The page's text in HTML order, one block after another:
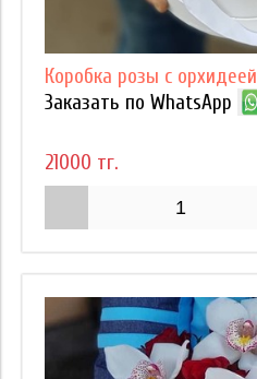
Коробка розы с орхидеей
Заказать по WhatsApp
21000 тг.